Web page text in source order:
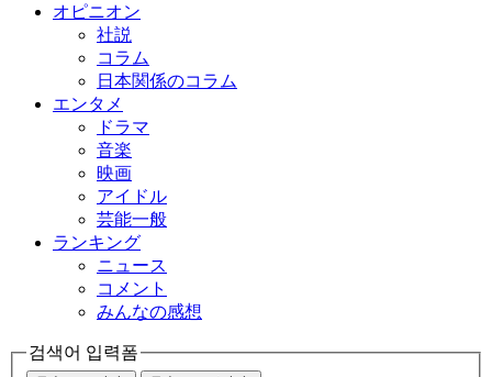
オピニオン
社説
コラム
日本関係のコラム
エンタメ
ドラマ
音楽
映画
アイドル
芸能一般
ランキング
ニュース
コメント
みんなの感想
검색어 입력폼